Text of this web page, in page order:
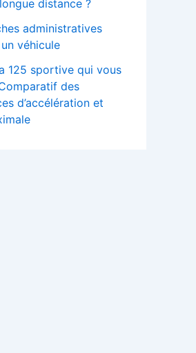
distance ?
administratives
véhicule
125 sportive qui vous
des
d’accélération et